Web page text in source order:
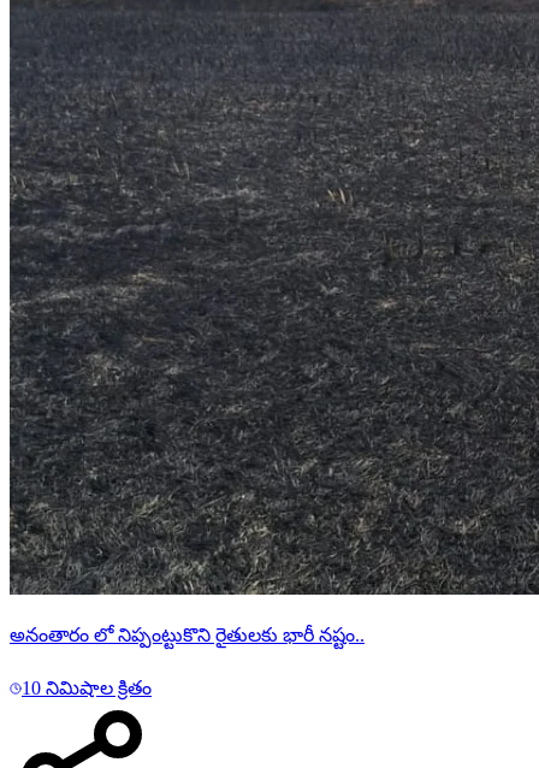
అనంతారం లో నిప్పంట్టుకొని రైతులకు భారీ నష్టం..
10 నిమిషాల క్రితం